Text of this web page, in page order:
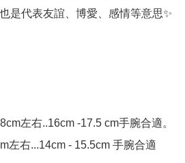
是代表友誼、博愛、感情等意思✨
左右..16cm -17.5 cm手腕合適。
左右...14cm - 15.5cm 手腕合適